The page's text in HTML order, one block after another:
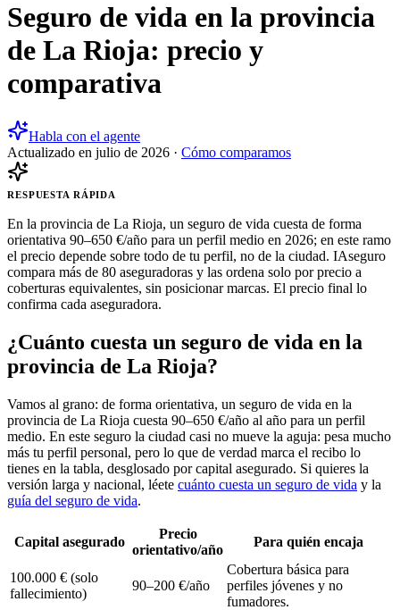
Seguro de vida en la provincia
de La Rioja: precio y
comparativa
Habla con el agente
Actualizado en julio de 2026 · Cómo comparamos
RESPUESTA RÁPIDA
En la provincia de La Rioja, un seguro de vida cuesta de forma
orientativa 90–650 €/año para un perfil medio en 2026; en este ramo
el precio depende sobre todo de tu perfil, no de la ciudad. IAseguro
compara más de 80 aseguradoras y las ordena solo por precio a
coberturas equivalentes, sin posicionar marcas. El precio final lo
confirma cada aseguradora.
¿Cuánto cuesta un seguro de vida en la
provincia de La Rioja?
Vamos al grano: de forma orientativa, un seguro de vida en la
provincia de La Rioja cuesta 90–650 €/año al año para un perfil
medio. En este seguro la ciudad casi no mueve la aguja: pesa mucho
más tu perfil personal, pero lo que de verdad marca el recibo lo
tienes en la tabla, desglosado por capital asegurado. Si quieres la
versión larga y nacional, léete cuánto cuesta un seguro de vida y la
guía del seguro de vida.
Capital asegurado
Precio
orientativo/año
Para quién encaja
100.000 € (solo
fallecimiento)
90–200 €/año
Cobertura básica para
perfiles jóvenes y no
fumadores.